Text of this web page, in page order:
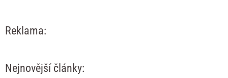
Reklama:
Nejnovější články: